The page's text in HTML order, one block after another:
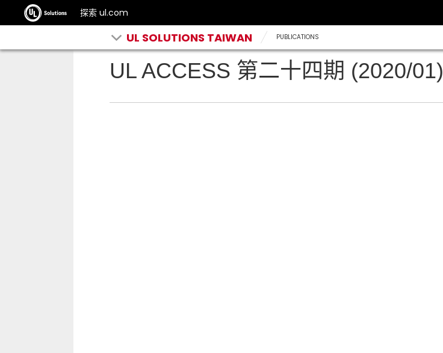
探索 ul.com
UL SOLUTIONS TAIWAN PUBLICATIONS
UL ACCESS 第二十四期 (2020/01)